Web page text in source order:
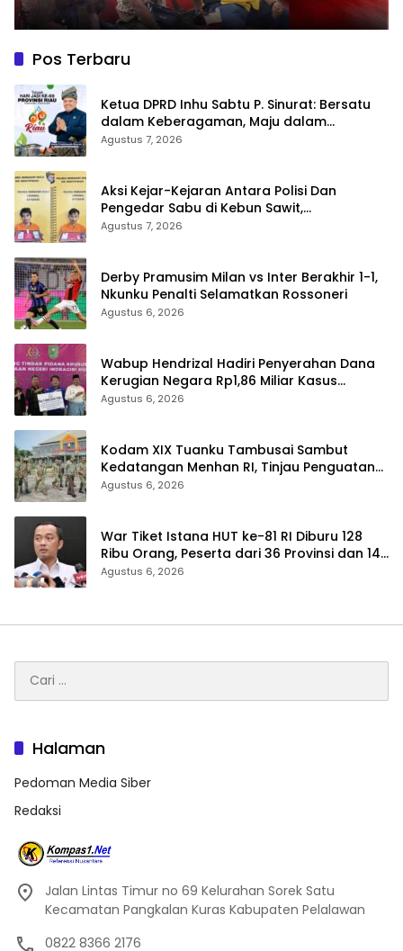
Pos Terbaru
Ketua DPRD Inhu Sabtu P. Sinurat: Bersatu
dalam Keberagaman, Maju dalam
Pembangunan di HUT ke-69 Provinsi Riau
Agustus 7, 2026
Aksi Kejar-Kejaran Antara Polisi Dan
Pengedar Sabu di Kebun Sawit,
Satresnarkoba Polres Inhu Ringkus Dua
Agustus 7, 2026
Derby Pramusim Milan vs Inter Berakhir 1-1,
Nkunku Penalti Selamatkan Rossoneri
Agustus 6, 2026
Wabup Hendrizal Hadiri Penyerahan Dana
Kerugian Negara Rp1,86 Miliar Kasus
Korupsi BPR Indra Arta
Agustus 6, 2026
Kodam XIX Tuanku Tambusai Sambut
Kedatangan Menhan RI, Tinjau Penguatan
Yonif TP di Bengkalis dan Kampar
Agustus 6, 2026
War Tiket Istana HUT ke-81 RI Diburu 128
Ribu Orang, Peserta dari 36 Provinsi dan 14
Negara
Agustus 6, 2026
untuk:
Halaman
Pedoman Media Siber
Redaksi
Jalan Lintas Timur no 69 Kelurahan Sorek Satu
Kecamatan Pangkalan Kuras Kabupaten Pelalawan
0822 8366 2176